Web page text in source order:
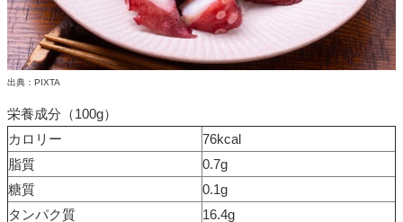
出典：PIXTA
栄養成分（100g）
カロリー
76kcal
脂質
0.7g
糖質
0.1g
タンパク質
16.4g